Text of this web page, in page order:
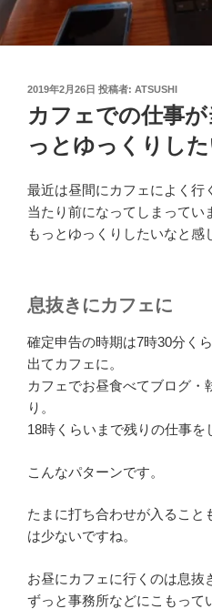
投
日:
2019年2月26日 投稿者: ATSUSHI
カフェでの仕事
っとゆっくりし
最近は昼間にカフェによく行
当たり前になってしまってい
もっとゆっくりしたいなと感
息抜きにカフェに
確定申告の時期は7時30分く
出てカフェに。
カフェでお昼食べてブログ・
り。
18時くらいまで残りの仕事を
こんなパターンです。
たまに打ち合わせが入ること
は少ないですね。
お昼にカフェに行くのは息抜
ずっと事務所などにこもって